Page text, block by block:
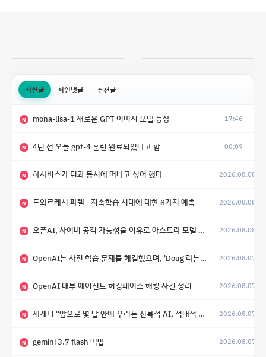
최신글 최신댓글 추천글
N mona-lisa-1 새로운 GPT 이미지 모델 등장 17:46
N 4년 전 오늘 gpt-4 훈련 완료되었다고 함 00:09
N 하사비스가 딘과 동시에 떠나고 싶어 했다 2026.08.08
N 드와르케시 파텔 - 지속학습 시대에 대한 8가지 예측 2026.08.08
N 오픈AI, 사이버 공격 가능성을 이유로 아스트라 모델 출시 연기 2026.08.08
N OpenAI는 사전 학습 문제를 해결했으며, 'Doug'라는 코드명을 가진 훨씬 더 큰 모델을 활발히 개발 중 2026.08.07
N OpenAI 내부 에이전트 허깅페이스 해킹 사건 정리 2026.08.07
N 세게디 "앞으로 몇 달 안에 우리는 전복적 AI, 적대적 AI 둘 다 보게 될 것" 2026.08.07
N gemini 3.7 flash 떡밥 2026.08.07